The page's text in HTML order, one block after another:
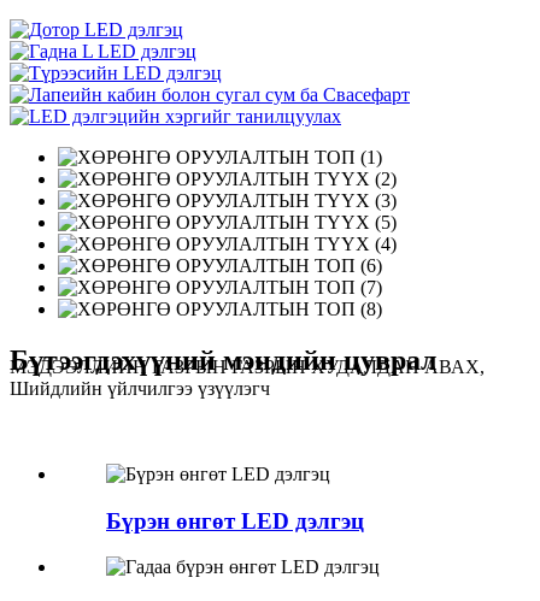
Бүтээгдэхүүний мэндийн цуврал
МЭДЭЭЛЛИЙН ГАЗРЫН ГАЗРЫН ХУДАЛДАН АВАХ,
Шийдлийн үйлчилгээ үзүүлэгч
Бүрэн өнгөт LED дэлгэц